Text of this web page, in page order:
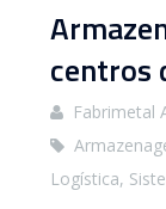
centros
Fabrimetal
Logística,